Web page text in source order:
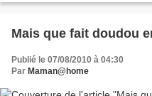
Mais que fait doudou
Publié le 07/08/2010 à 04:30
Par Maman@home